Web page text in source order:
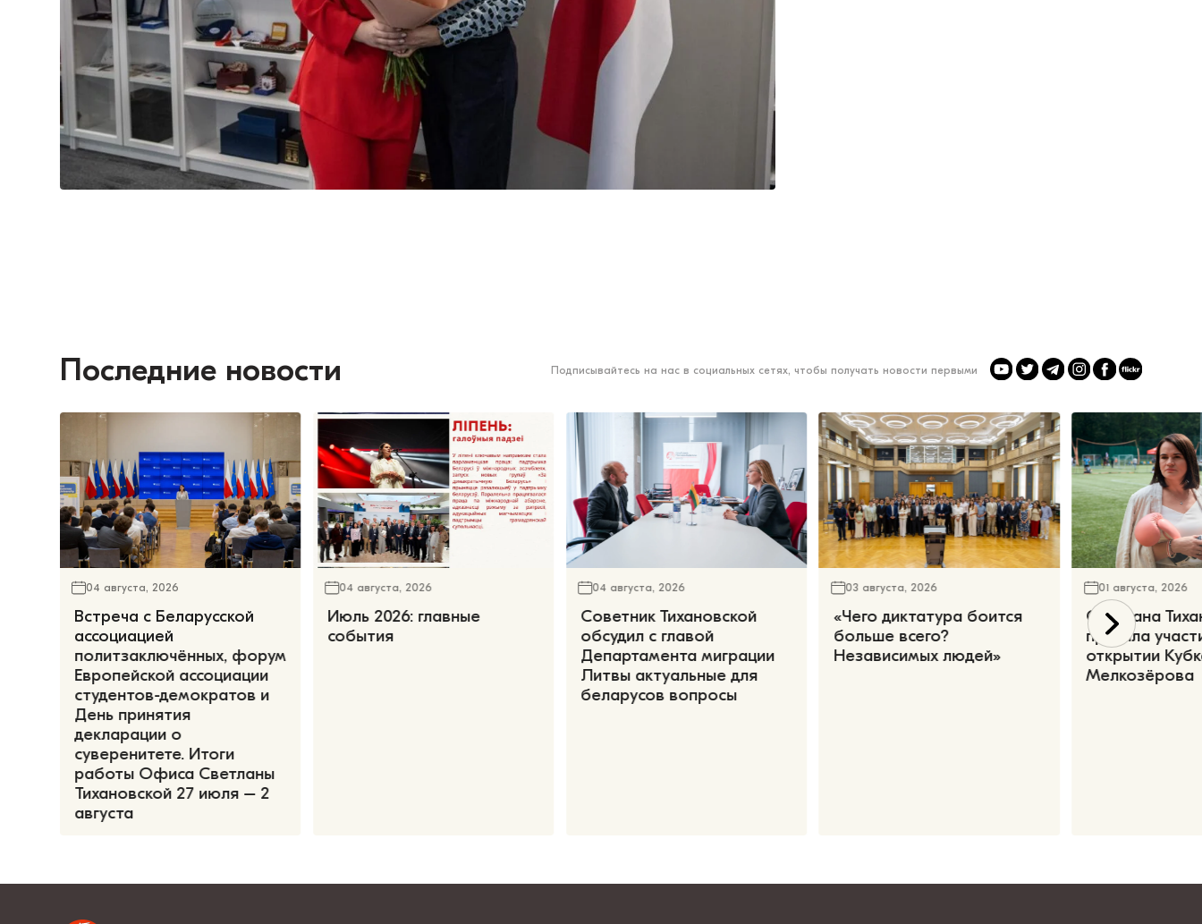
Последние новости Подписывайтесь на нас в социальных сетях, чтобы получать новости первыми
04 августа, 2026
Встреча с Беларусской
ассоциацией
политзаключённых, форум
Европейской ассоциации
студентов-демократов и
День принятия
декларации о
суверенитете. Итоги
работы Офиса Светланы
Тихановской 27 июля – 2
августа
04 августа, 2026
Июль 2026: главные
события
04 августа, 2026
Советник Тихановской
обсудил с главой
Департамента миграции
Литвы актуальные для
беларусов вопросы
03 августа, 2026
«Чего диктатура боится
больше всего?
Независимых людей»
01 августа, 2026
Светлана
приняла
открытии
Мелкозёрова